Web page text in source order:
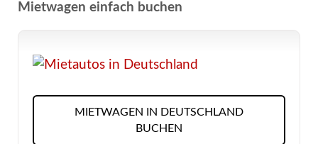
Mietwagen einfach buchen
MIETWAGEN IN DEUTSCHLAND
BUCHEN